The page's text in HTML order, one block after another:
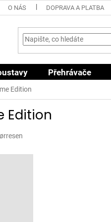
O NÁS DOPRAVA A PLATBA
Přehrávače
Edition
Edition